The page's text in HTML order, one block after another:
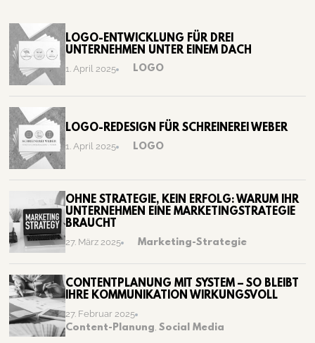
LOGO-ENTWICKLUNG FÜR DREI
UNTERNEHMEN UNTER EINEM DACH
1. April 2025 LOGO
LOGO-REDESIGN FÜR SCHREINEREI WEBER
1. April 2025 LOGO
OHNE STRATEGIE, KEIN ERFOLG: WARUM IHR
UNTERNEHMEN EINE MARKETINGSTRATEGIE
BRAUCHT
27. März 2025 Marketing-Strategie
CONTENTPLANUNG MIT SYSTEM – SO BLEIBT
IHRE KOMMUNIKATION WIRKUNGSVOLL
27. Februar 2025
Content-Planung ,Social Media